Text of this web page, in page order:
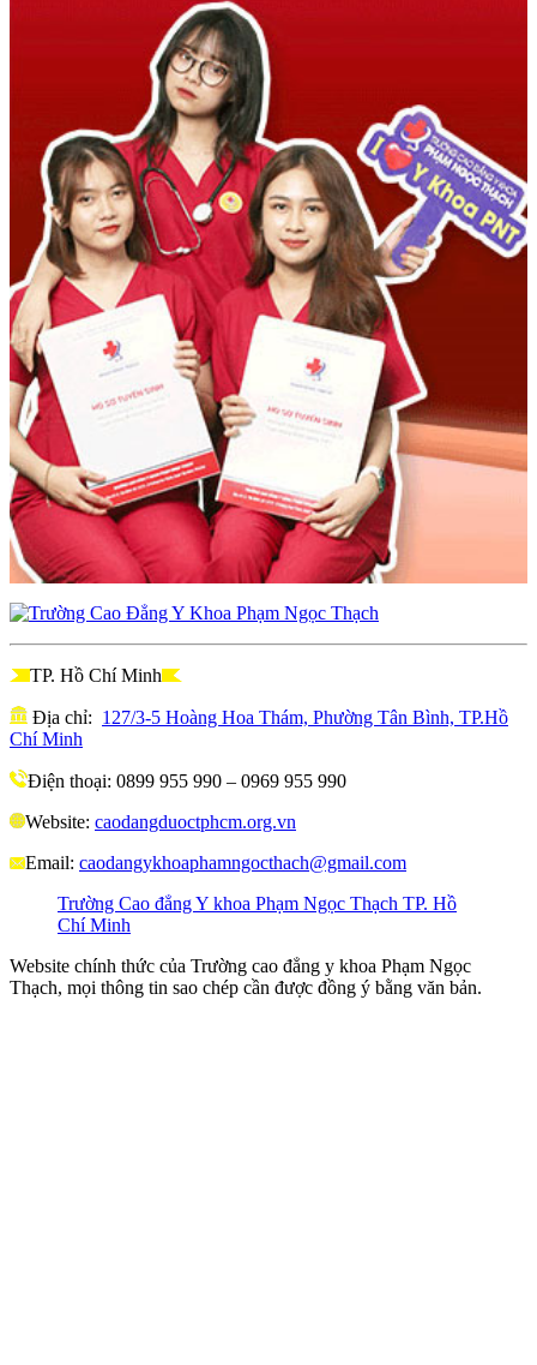
TP. Hồ Chí Minh
Địa chỉ: 127/3-5 Hoàng Hoa Thám, Phường Tân Bình, TP.Hồ
Chí Minh
Điện thoại: 0899 955 990 – 0969 955 990
Website: caodangduoctphcm.org.vn
Email: caodangykhoaphamngocthach@gmail.com
Trường Cao đẳng Y khoa Phạm Ngọc Thạch TP. Hồ
Chí Minh
Website chính thức của Trường cao đẳng y khoa Phạm Ngọc
Thạch, mọi thông tin sao chép cần được đồng ý bằng văn bản.